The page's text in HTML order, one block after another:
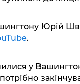
Юрій
.
у